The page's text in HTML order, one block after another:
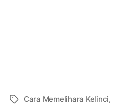
TagsCara Memelihara Kelinci,